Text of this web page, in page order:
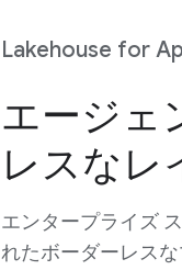
Lakehouse for
エージェ
レスなレ
エンタープライズ
れたボーダーレス